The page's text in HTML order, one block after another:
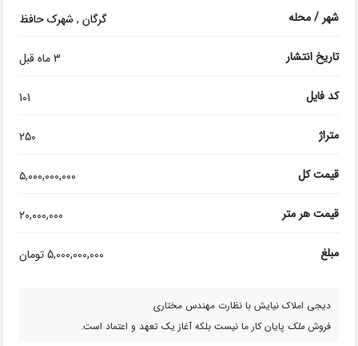
شهر / محله گرگان, شهرک حافظ
تاریخ انتشار 3 ماه قبل
کد فایل 101
متراژ 250
قیمت کل ۵,۰۰۰,۰۰۰,۰۰۰
قیمت هر متر ۲۰,۰۰۰,۰۰۰
مبلغ 5,000,000,000 تومان
دیجی املاک نیایش با نظارت مهندس مختاری
فروشملک پایان کار ما نیست بلکه آغاز یک تعهد و اعتماد است.